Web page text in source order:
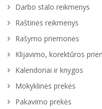
Darbo stalo reikmenys
Raštinės reikmenys
Rašymo priemonės
Klijavimo, korektūros
Kalendoriai ir knygos
Mokyklinės prekės
Pakavimo prekės